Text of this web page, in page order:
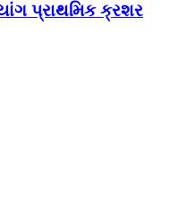
પ્રાથમિક ક્રશર